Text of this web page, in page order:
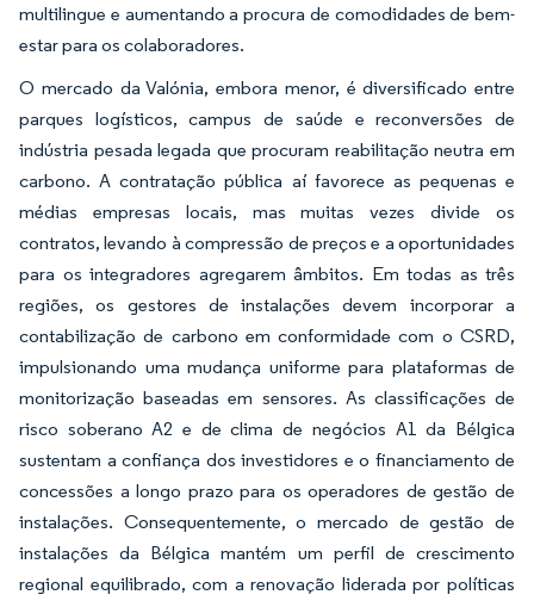
multilingue e aumentando a procura de comodidades de bem-
estar para os colaboradores.
O mercado da Valónia, embora menor, é diversificado entre
parques logísticos, campus de saúde e reconversões de
indústria pesada legada que procuram reabilitação neutra em
carbono. A contratação pública aí favorece as pequenas e
médias empresas locais, mas muitas vezes divide os
contratos, levando à compressão de preços e a oportunidades
para os integradores agregarem âmbitos. Em todas as três
regiões, os gestores de instalações devem incorporar a
contabilização de carbono em conformidade com o CSRD,
impulsionando uma mudança uniforme para plataformas de
monitorização baseadas em sensores. As classificações de
risco soberano A2 e de clima de negócios A1 da Bélgica
sustentam a confiança dos investidores e o financiamento de
concessões a longo prazo para os operadores de gestão de
instalações. Consequentemente, o mercado de gestão de
instalações da Bélgica mantém um perfil de crescimento
regional equilibrado, com a renovação liderada por políticas